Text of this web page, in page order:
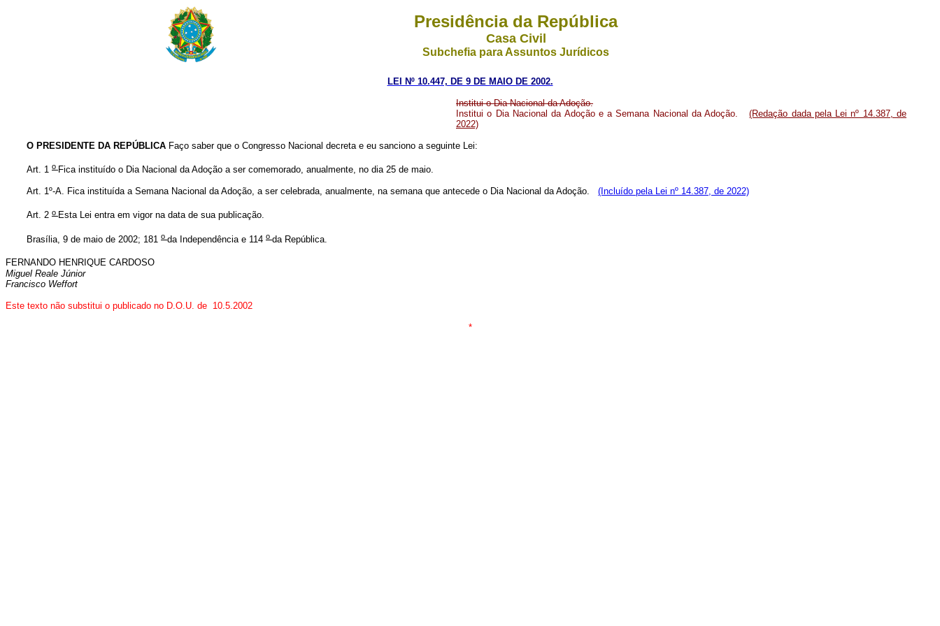
Presidência da República
Casa Civil
Subchefia para Assuntos Jurídicos
LEI Nº 10.447, DE 9 DE MAIO DE 2002.
Institui o Dia Nacional da Adoção.
Institui o Dia Nacional da Adoção e a Semana Nacional da Adoção.(Redação dada pela Lei nº 14.387, de
2022)
O PRESIDENTE DA REPÚBLICA Faço saber que o Congresso Nacional decreta e eu sanciono a seguinte Lei:
Art. 1 o Fica instituído o Dia Nacional da Adoção a ser comemorado, anualmente, no dia 25 de maio.
Art. 1º-A. Fica instituída a Semana Nacional da Adoção, a ser celebrada, anualmente, na semana que antecede o Dia Nacional da Adoção. (Incluído pela Lei nº 14.387, de 2022)
Art. 2 o Esta Lei entra em vigor na data de sua publicação.
Brasília, 9 de maio de 2002; 181 o da Independência e 114 o da República.
FERNANDO HENRIQUE CARDOSO
Miguel Reale Júnior
Francisco Weffort
Este texto não substitui o publicado no D.O.U. de 10.5.2002
*